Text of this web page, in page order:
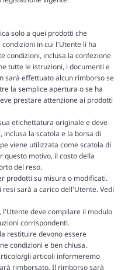
solo a quei prodotti che
in cui l'Utente li ha
condizioni, inclusa la confezione
tutte le istruzioni, i documenti e
sarà effettuato alcun rimborso se
la semplice apertura o se ha
prestare attenzione ai prodotti
etichettatura originale e deve
inclusa la scatola e la borsa di
viene utilizzata come scatola di
questo motivo, il costo della
del reso.
prodotti su misura o modificati.
sarà a carico dell'Utente. Vedi
deve compilare il modulo
corrispondenti.
restituire devono essere
condizioni e ben chiusa.
gli articoli informeremo
rimborsato. Il rimborso sarà